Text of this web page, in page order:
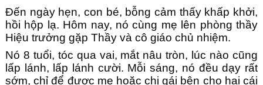
Đến ngày hẹn, con bé, bỗng cảm thấy khấp khởi,
hồi hộp lạ. Hôm nay, nó cùng mẹ lên phòng thầy
Hiệu trưởng gặp Thầy và cô giáo chủ nhiệm.
Nó 8 tuổi, tóc qua vai, mắt nâu tròn, lúc nào cũng
lấp lánh, lấp lánh cười. Mỗi sáng, nó đều dạy rất
sớm, chỉ để được mẹ hoặc chị gái bện cho hai cái